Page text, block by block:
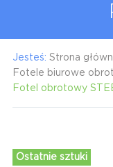
Jesteś: Strona
Fotele biurowe
Fotel obrotowy
Ostatnie sztuki